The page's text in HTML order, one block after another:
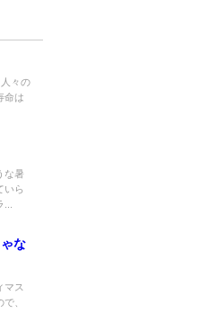
々の
命は
な暑
いら
...
な
マス
、